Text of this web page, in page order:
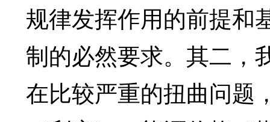
规律发挥作用的前提和
制的必然要求。其二，
在比较严重的扭曲问题